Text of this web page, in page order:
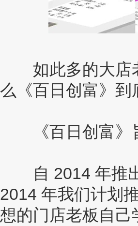
如此多的大店老
么《百日创富》到
《百日创富》旨
自 2014 年推出
2014 年我们计划
想的门店老板自